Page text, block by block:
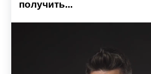
получить...